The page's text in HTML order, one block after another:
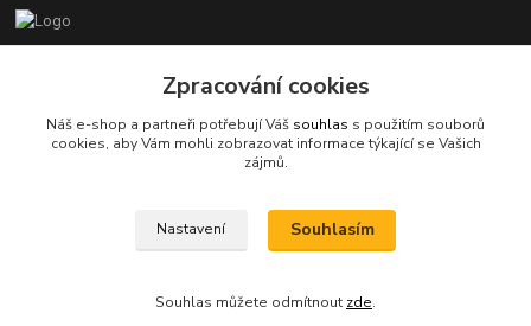
+420 601 366 545
info@spkcomputer.cz
Zpracování cookies
Náš e-shop a partneři potřebují Váš souhlas s použitím souborů
cookies, aby Vám mohli zobrazovat informace týkající se Vašich
zájmů.
Nastavení Souhlasím
Souhlas můžete odmítnout zde.